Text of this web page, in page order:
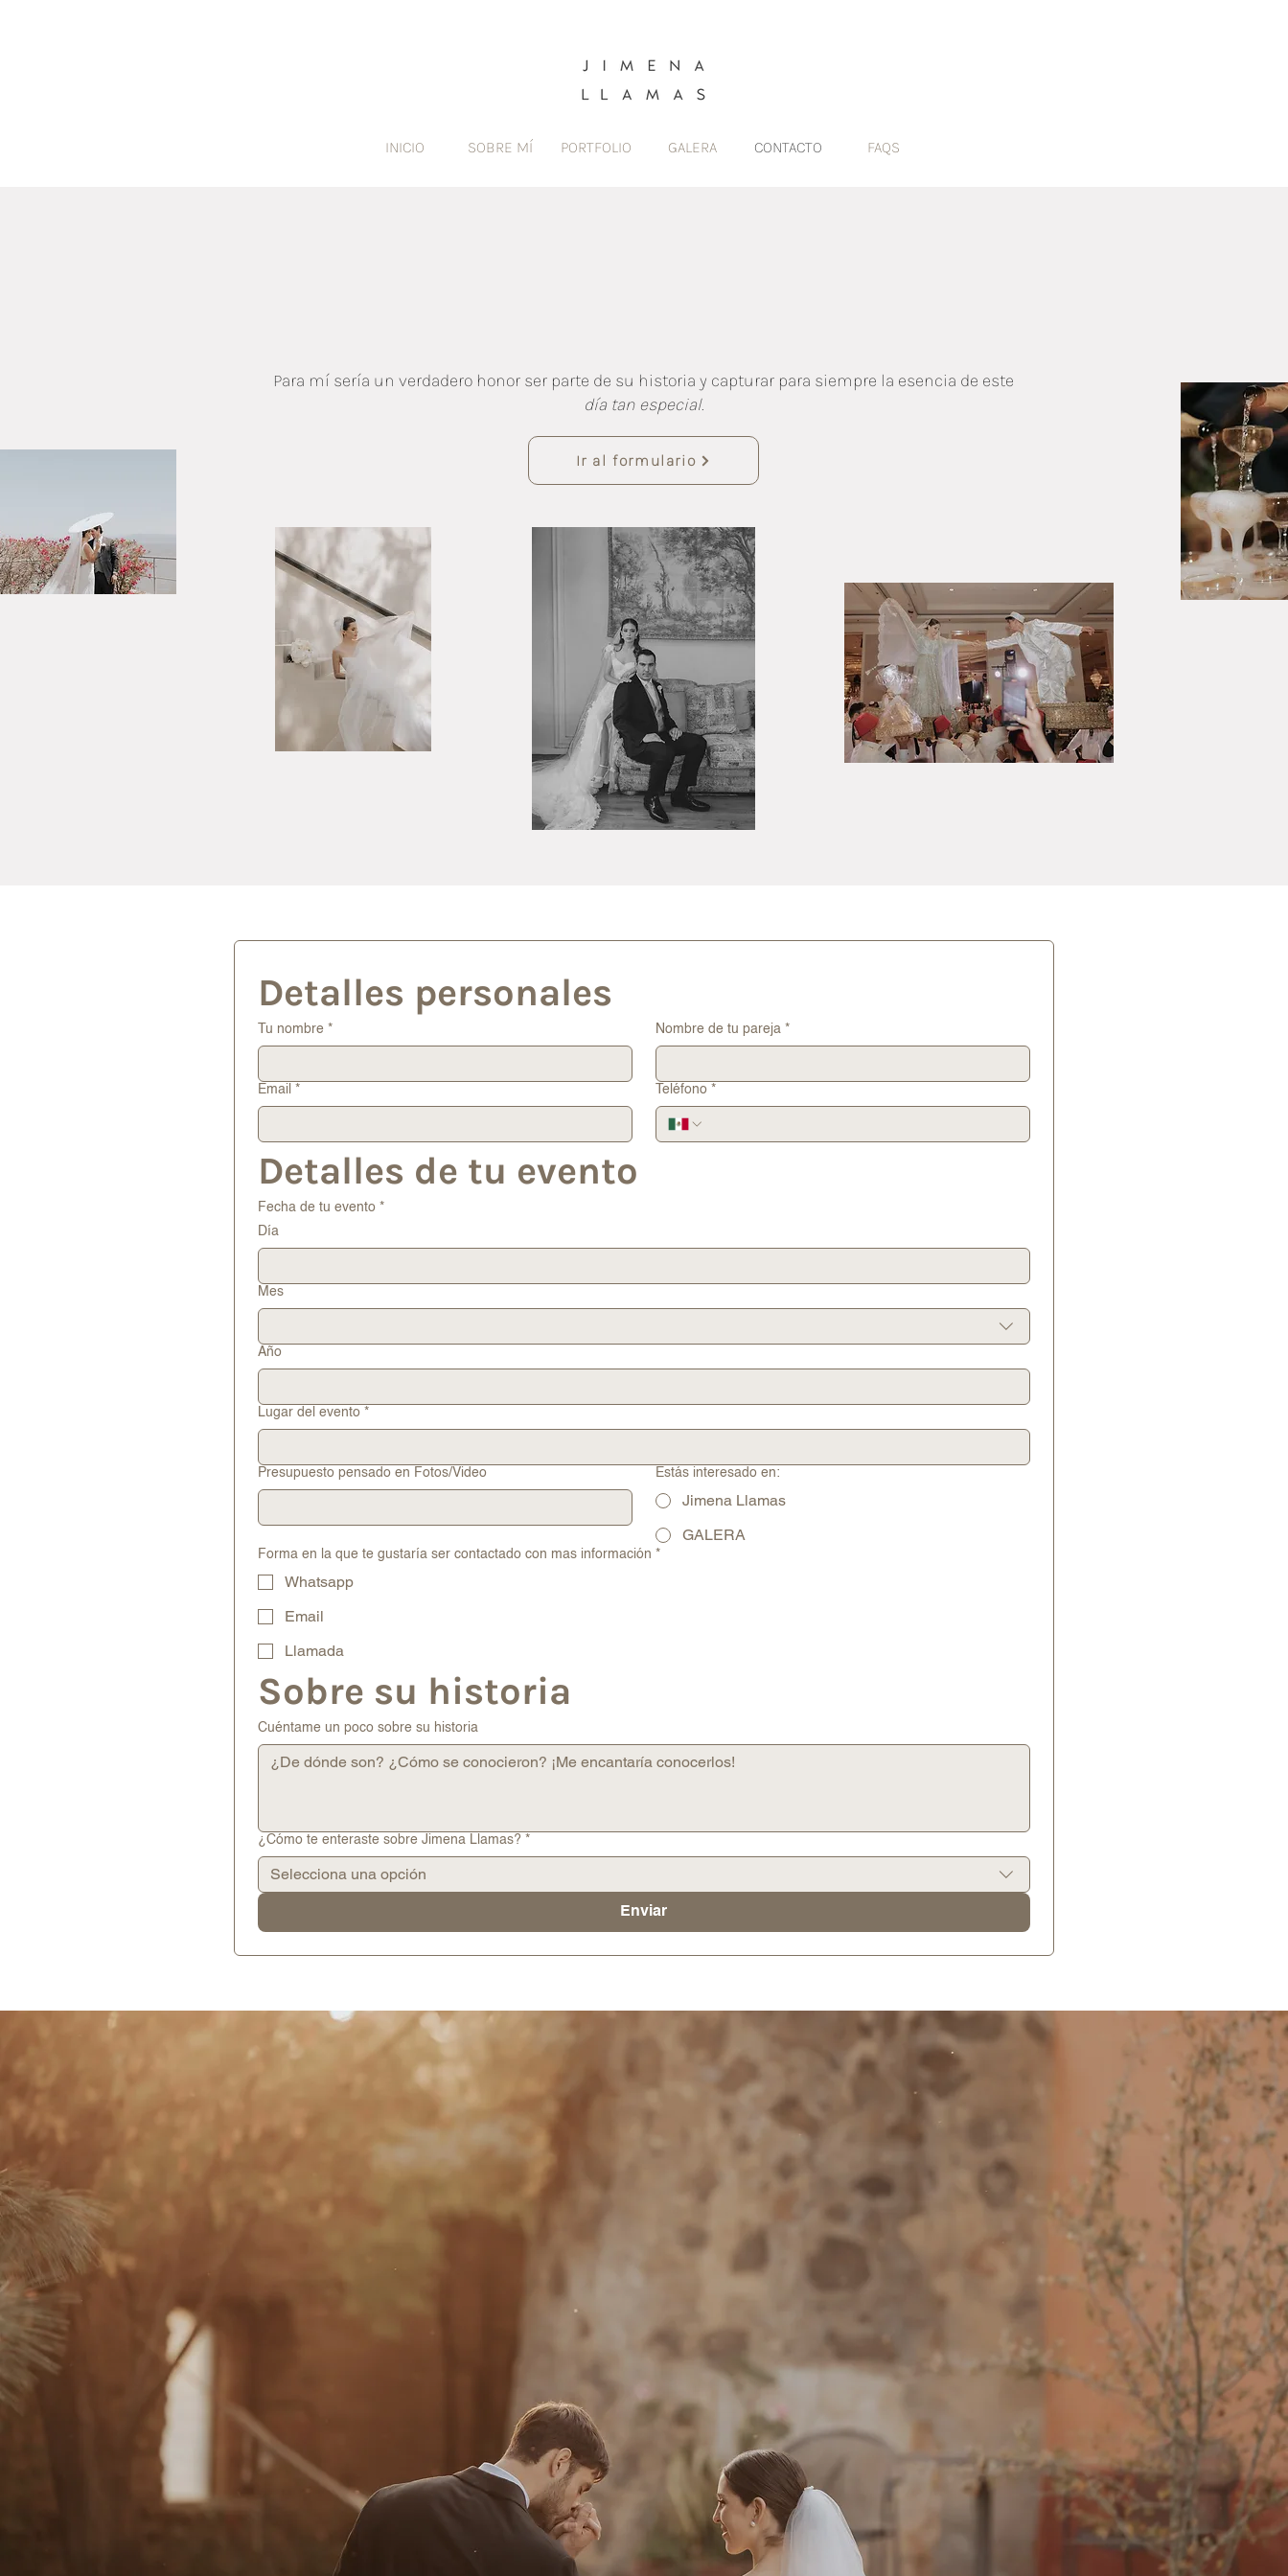
INICIO SOBRE MÍ PORTFOLIO GALERA CONTACTO FAQS
Para mí sería un verdadero honor ser parte de su historia y capturar para siempre la esencia de este
día tan especial.
Ir al formulario
Detalles personales
Tu nombre * Nombre de tu pareja *
Email * Teléfono *
Detalles de tu evento
Fecha de tu evento *
Día
Mes
Año
Lugar del evento *
Presupuesto pensado en Fotos/Video Estás interesado en:
Jimena Llamas
GALERA
Forma en la que te gustaría ser contactado con mas información *
Whatsapp
Email
Llamada
Sobre su historia
Cuéntame un poco sobre su historia
¿Cómo te enteraste sobre Jimena Llamas? *
Selecciona una opción
Enviar